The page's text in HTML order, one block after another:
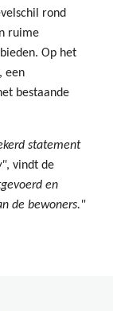
rond
ruime
Op het
een
bestaande
statement
, vindt de
en
de bewoners."